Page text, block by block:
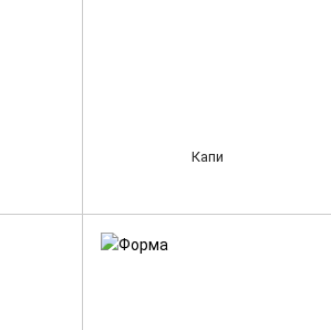
Капи